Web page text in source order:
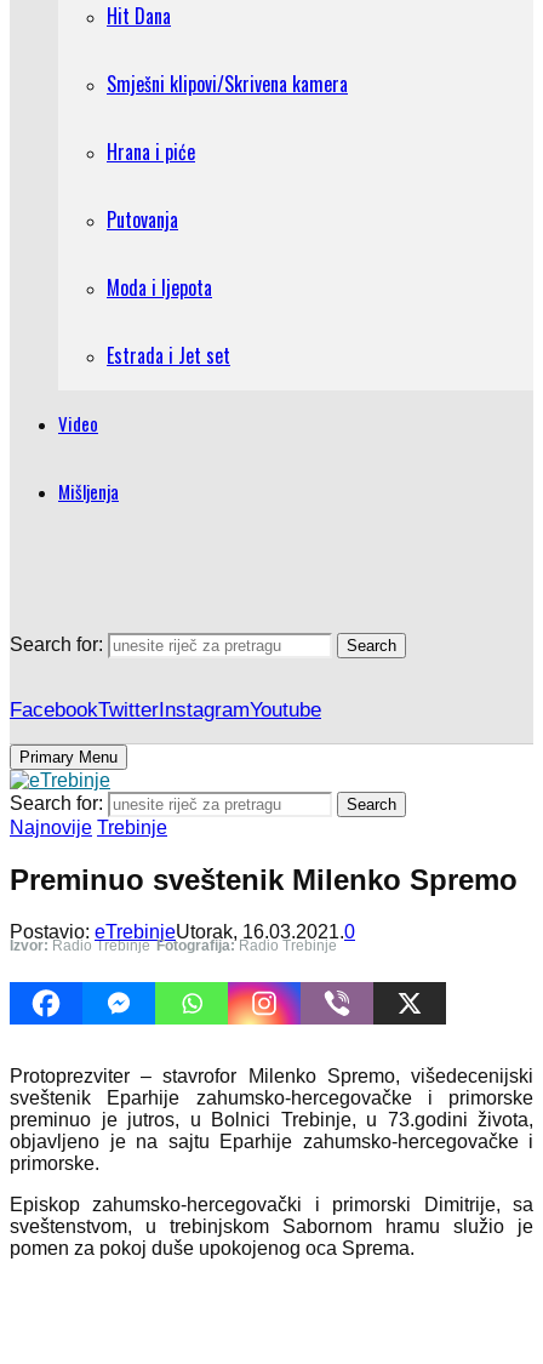
Hit Dana
Smješni klipovi/Skrivena kamera
Hrana i piće
Putovanja
Moda i ljepota
Estrada i Jet set
Video
Mišljenja
Search for: Search
FacebookTwitterInstagramYoutube
Primary Menu
Search for: Search
Najnovije Trebinje
Preminuo sveštenik Milenko Spremo
Postavio: eTrebinjeUtorak, 16.03.2021.0
Izvor: Radio Trebinje Fotografija:Radio Trebinje
Protoprezviter – stavrofor Milenko Spremo, višedecenijski
sveštenik Eparhije zahumsko-hercegovačke i primorske
preminuo je jutros, u Bolnici Trebinje, u 73.godini života,
objavljeno je na sajtu Eparhije zahumsko-hercegovačke i
primorske.
Episkop zahumsko-hercegovački i primorski Dimitrije, sa
sveštenstvom, u trebinjskom Sabornom hramu služio je
pomen za pokoj duše upokojenog oca Sprema.